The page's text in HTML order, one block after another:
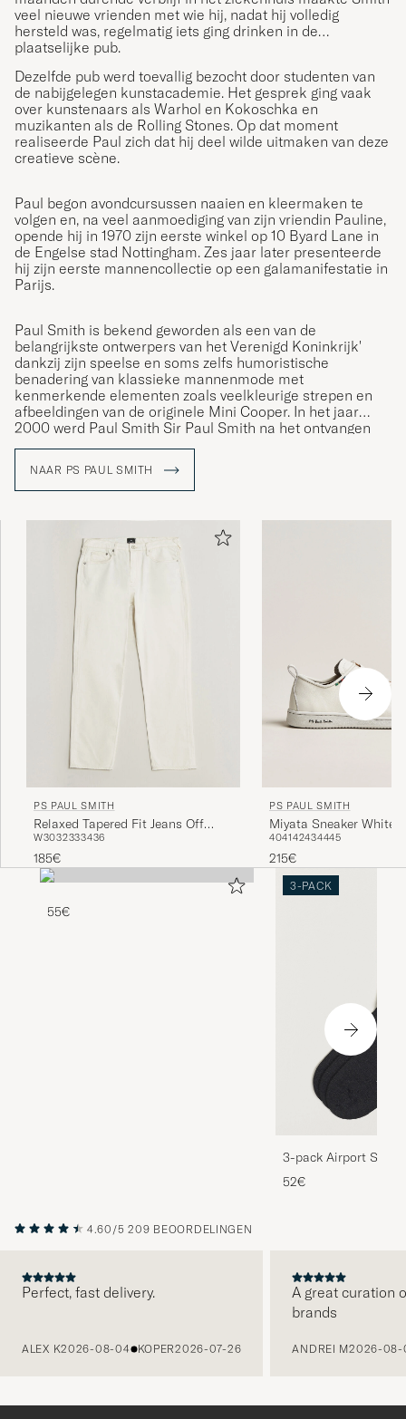
veel nieuwe vrienden met wie hij, nadat hij volledig
hersteld was, regelmatig iets ging drinken in de
plaatselijke pub.
Dezelfde pub werd toevallig bezocht door studenten van
de nabijgelegen kunstacademie. Het gesprek ging vaak
over kunstenaars als Warhol en Kokoschka en
muzikanten als de Rolling Stones. Op dat moment
realiseerde Paul zich dat hij deel wilde uitmaken van deze
creatieve scène.
Paul begon avondcursussen naaien en kleermaken te
volgen en, na veel aanmoediging van zijn vriendin Pauline,
opende hij in 1970 zijn eerste winkel op 10 Byard Lane in
de Engelse stad Nottingham. Zes jaar later presenteerde
hij zijn eerste mannencollectie op een galamanifestatie in
Parijs.
Paul Smith is bekend geworden als een van de
belangrijkste ontwerpers van het Verenigd Koninkrijk'
dankzij zijn speelse en soms zelfs humoristische
benadering van klassieke mannenmode met
kenmerkende elementen zoals veelkleurige strepen en
afbeeldingen van de originele Mini Cooper. In het jaar
2000 werd Paul Smith Sir Paul Smith na het ontvangen
van een ridderorde van ZKH Koningin Elizabeth II als
mode-industrie.
NAAR PS PAUL SMITH
PS PAUL SMITH
Relaxed Tapered Fit Jeans Off
White
W3032333436
185€
PS PAUL SMITH
Miyata Sneaker White
404142434445
215€
55€
3-PACK
3-pack Airport
Melange
52€
4.60/5 209 BEOORDELINGEN
Perfect, fast delivery.
ALEX K2026-08-04 KOPER2026-07-26
A great curation
brands
ANDREI M2026-08-